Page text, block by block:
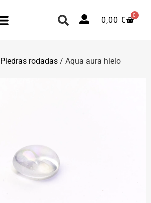
0,00 €
0
Piedras rodadas / Aqua aura hielo